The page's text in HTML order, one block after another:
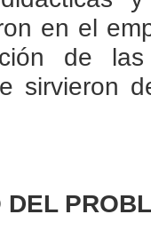
en el
de las
sirvieron
DEL